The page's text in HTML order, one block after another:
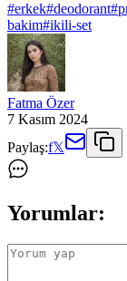
#erkek#deodorant#
bakim#ikili-set
Fatma Özer
7 Kasım 2024
Paylaş:f𝕏
Yorumlar: